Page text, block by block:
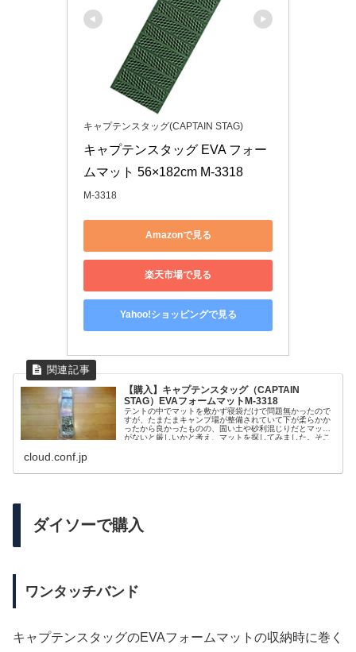
キャプテンスタッグ(CAPTAIN STAG)
キャプテンスタッグ EVA フォー
ムマット 56×182cm M-3318
M-3318
Amazonで見る
楽天市場で見る
Yahoo!ショッピングで見る
【購入】キャプテンスタッグ（CAPTAIN
STAG）EVAフォームマットM-3318
テントの中でマットを敷かず寝袋だけで問題無かったので
すが、たまたまキャンプ場が整備されていて下が柔らかか
ったから良かったものの、固い土や砂利混じりだとマット
がないと厳しいかと考え、マットを探してみました。そこ
cloud.conf.jp
ダイソーで購入
ワンタッチバンド
キャプテンスタッグのEVAフォームマットの収納時に巻く